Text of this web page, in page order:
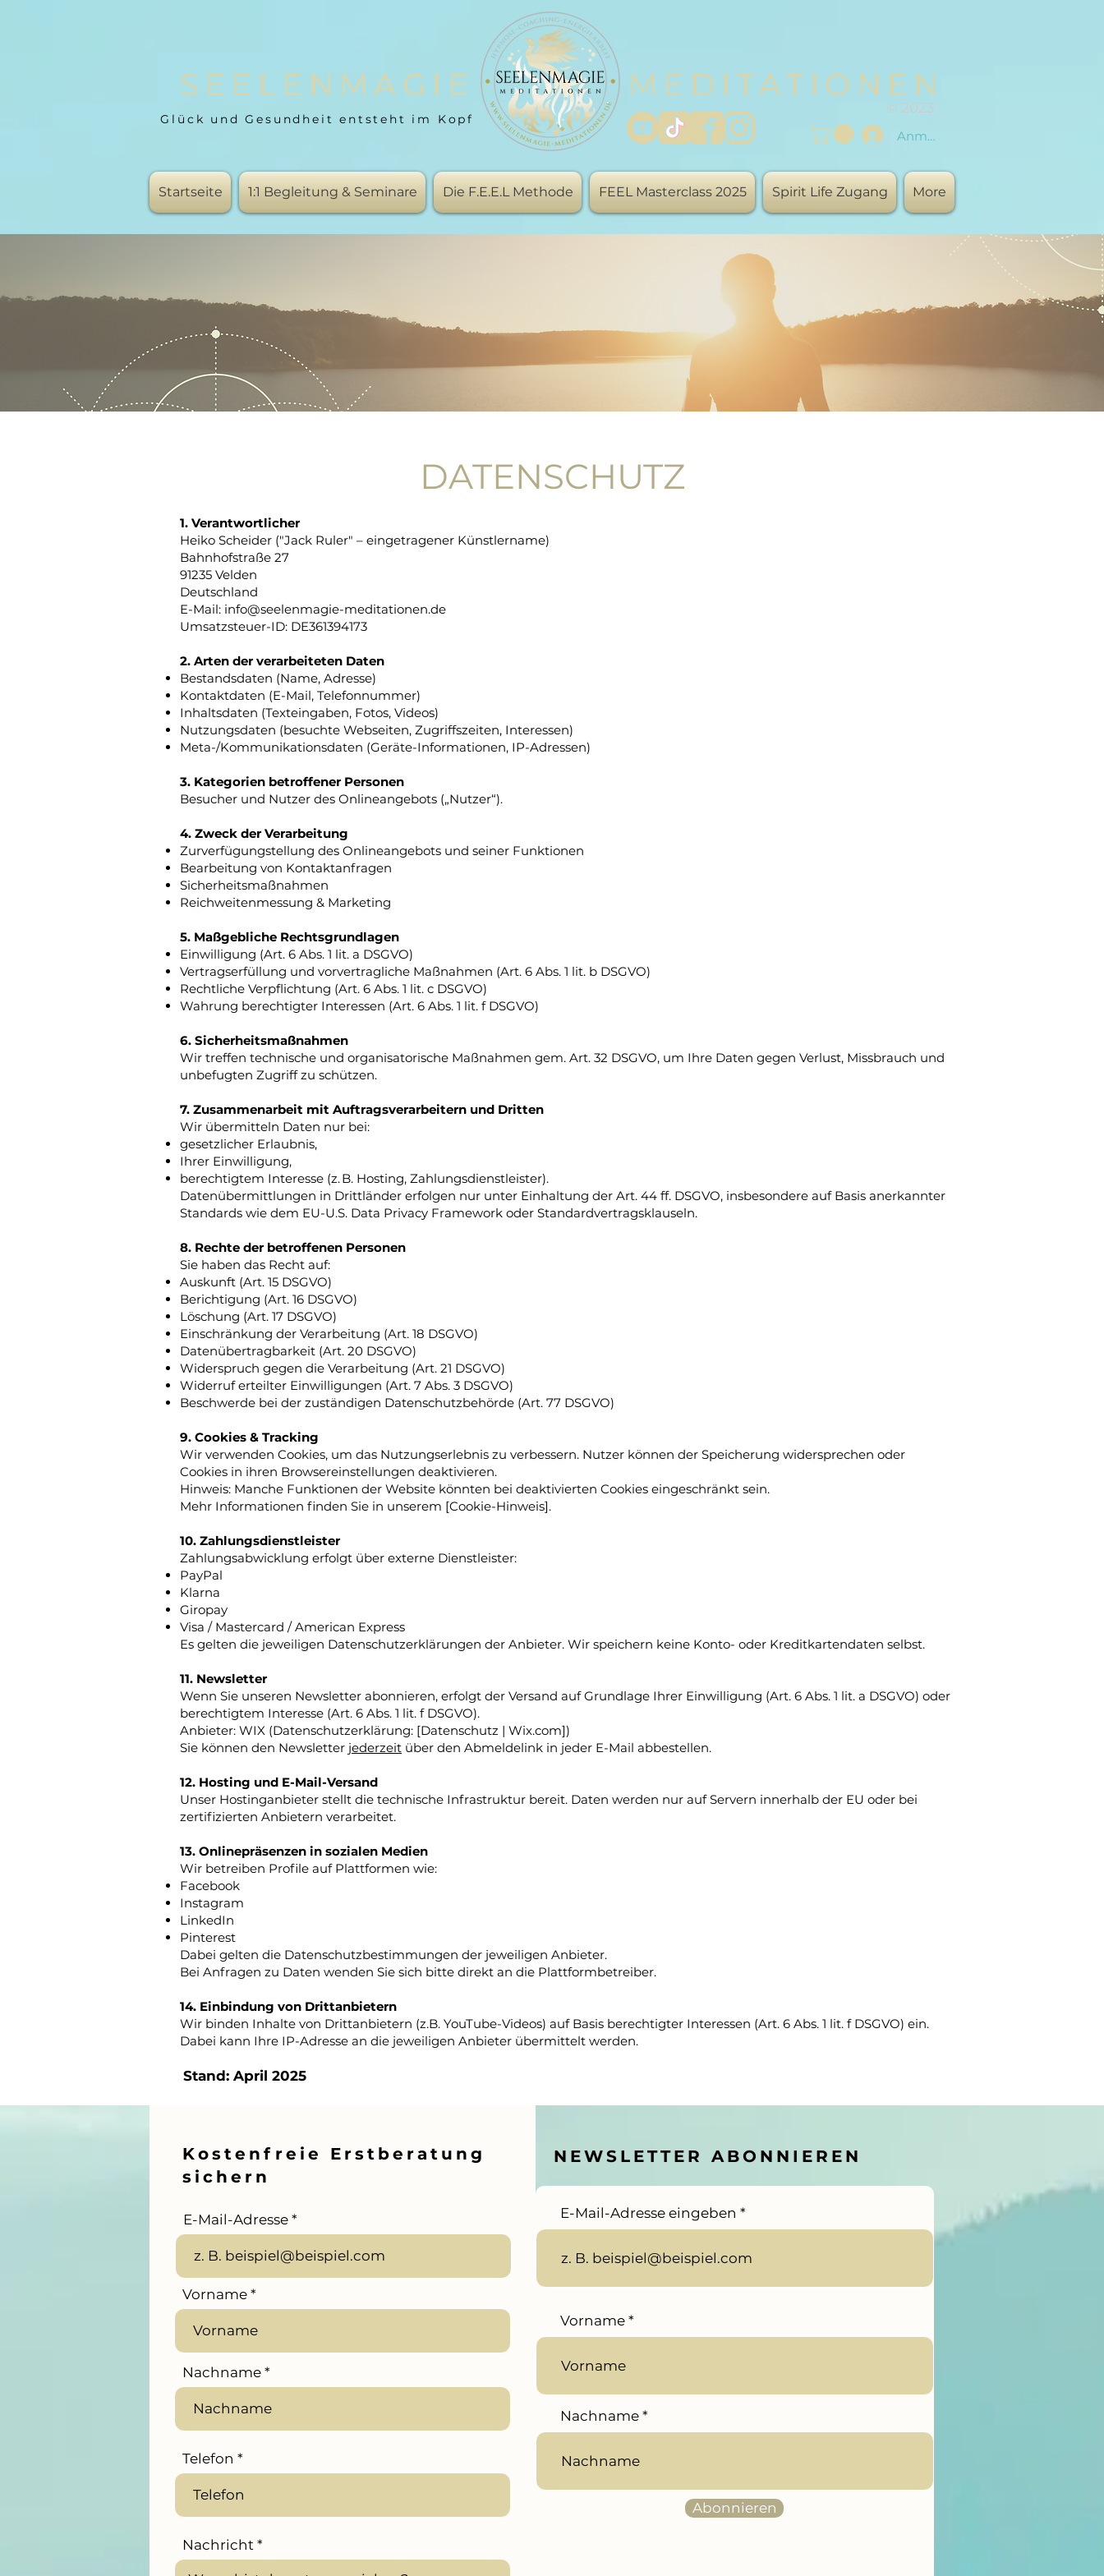
SEELENMAGIE
Glück und Gesundheit entsteht im Kopf
MEDITATIONEN
Anmelden
© 2023
Startseite 1:1 Begleitung & Seminare Die F.E.E.L Methode FEEL Masterclass 2025 Spirit Life Zugang More
DATENSCHUTZ
1. Verantwortlicher
Heiko Scheider ("Jack Ruler" – eingetragener Künstlername)
Bahnhofstraße 27
91235 Velden
Deutschland
E-Mail: info@seelenmagie-meditationen.de
Umsatzsteuer-ID: DE361394173
2. Arten der verarbeiteten Daten
Bestandsdaten (Name, Adresse)
Kontaktdaten (E-Mail, Telefonnummer)
Inhaltsdaten (Texteingaben, Fotos, Videos)
Nutzungsdaten (besuchte Webseiten, Zugriffszeiten, Interessen)
Meta-/Kommunikationsdaten (Geräte-Informationen, IP-Adressen)
3. Kategorien betroffener Personen
Besucher und Nutzer des Onlineangebots („Nutzer“).
4. Zweck der Verarbeitung
Zurverfügungstellung des Onlineangebots und seiner Funktionen
Bearbeitung von Kontaktanfragen
Sicherheitsmaßnahmen
Reichweitenmessung & Marketing
5. Maßgebliche Rechtsgrundlagen
Einwilligung (Art. 6 Abs. 1 lit. a DSGVO)
Vertragserfüllung und vorvertragliche Maßnahmen (Art. 6 Abs. 1 lit. b DSGVO)
Rechtliche Verpflichtung (Art. 6 Abs. 1 lit. c DSGVO)
Wahrung berechtigter Interessen (Art. 6 Abs. 1 lit. f DSGVO)
6. Sicherheitsmaßnahmen
Wir treffen technische und organisatorische Maßnahmen gem. Art. 32 DSGVO, um Ihre Daten gegen Verlust, Missbrauch und
unbefugten Zugriff zu schützen.
7. Zusammenarbeit mit Auftragsverarbeitern und Dritten
Wir übermitteln Daten nur bei:
gesetzlicher Erlaubnis,
Ihrer Einwilligung,
berechtigtem Interesse (z. B. Hosting, Zahlungsdienstleister).
Datenübermittlungen in Drittländer erfolgen nur unter Einhaltung der Art. 44 ff. DSGVO, insbesondere auf Basis anerkannter
Standards wie dem EU-U.S. Data Privacy Framework oder Standardvertragsklauseln.
8. Rechte der betroffenen Personen
Sie haben das Recht auf:
Auskunft (Art. 15 DSGVO)
Berichtigung (Art. 16 DSGVO)
Löschung (Art. 17 DSGVO)
Einschränkung der Verarbeitung (Art. 18 DSGVO)
Datenübertragbarkeit (Art. 20 DSGVO)
Widerspruch gegen die Verarbeitung (Art. 21 DSGVO)
Widerruf erteilter Einwilligungen (Art. 7 Abs. 3 DSGVO)
Beschwerde bei der zuständigen Datenschutzbehörde (Art. 77 DSGVO)
9. Cookies & Tracking
Wir verwenden Cookies, um das Nutzungserlebnis zu verbessern. Nutzer können der Speicherung widersprechen oder
Cookies in ihren Browsereinstellungen deaktivieren.
Hinweis: Manche Funktionen der Website könnten bei deaktivierten Cookies eingeschränkt sein.
Mehr Informationen finden Sie in unserem [Cookie-Hinweis].
10. Zahlungsdienstleister
Zahlungsabwicklung erfolgt über externe Dienstleister:
PayPal
Klarna
Giropay
Visa / Mastercard / American Express
Es gelten die jeweiligen Datenschutzerklärungen der Anbieter. Wir speichern keine Konto- oder Kreditkartendaten selbst.
11. Newsletter
Wenn Sie unseren Newsletter abonnieren, erfolgt der Versand auf Grundlage Ihrer Einwilligung (Art. 6 Abs. 1 lit. a DSGVO) oder
berechtigtem Interesse (Art. 6 Abs. 1 lit. f DSGVO).
Anbieter: WIX (Datenschutzerklärung: [Datenschutz | Wix.com])
Sie können den Newsletter jederzeit über den Abmeldelink in jeder E-Mail abbestellen.
12. Hosting und E-Mail-Versand
Unser Hostinganbieter stellt die technische Infrastruktur bereit. Daten werden nur auf Servern innerhalb der EU oder bei
zertifizierten Anbietern verarbeitet.
13. Onlinepräsenzen in sozialen Medien
Wir betreiben Profile auf Plattformen wie:
Facebook
Instagram
LinkedIn
Pinterest
Dabei gelten die Datenschutzbestimmungen der jeweiligen Anbieter.
Bei Anfragen zu Daten wenden Sie sich bitte direkt an die Plattformbetreiber.
14. Einbindung von Drittanbietern
Wir binden Inhalte von Drittanbietern (z.B. YouTube-Videos) auf Basis berechtigter Interessen (Art. 6 Abs. 1 lit. f DSGVO) ein.
Dabei kann Ihre IP-Adresse an die jeweiligen Anbieter übermittelt werden.
Stand: April 2025
Kostenfreie Erstberatung
sichern
E-Mail-Adresse
Vorname
Nachname
Telefon
Nachricht
NEWSLETTER ABONNIEREN
E-Mail-Adresse eingeben
Vorname
Nachname
Abonnieren